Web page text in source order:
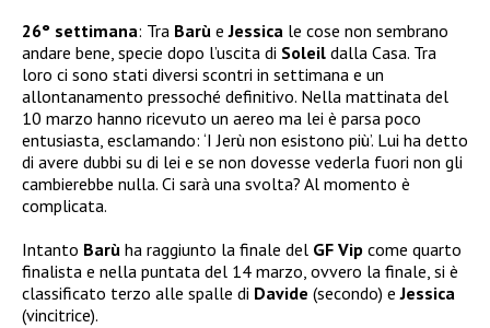
26° settimana: Tra Barù e Jessica le cose non sembrano
andare bene, specie dopo l’uscita di Soleil dalla Casa. Tra
loro ci sono stati diversi scontri in settimana e un
allontanamento pressoché definitivo. Nella mattinata del
10 marzo hanno ricevuto un aereo ma lei è parsa poco
entusiasta, esclamando: ‘I Jerù non esistono più’. Lui ha detto
di avere dubbi su di lei e se non dovesse vederla fuori non gli
cambierebbe nulla. Ci sarà una svolta? Al momento è
complicata.
Intanto Barù ha raggiunto la finale del GF Vip come quarto
finalista e nella puntata del 14 marzo, ovvero la finale, si è
classificato terzo alle spalle di Davide (secondo) e Jessica
(vincitrice).